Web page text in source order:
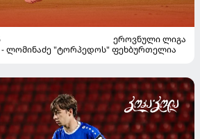
ᲔᲠᲝᲕᲜᲣᲚᲘ ᲚᲘᲒᲐ
ლომინაძე "ტორპედოს" ფეხბურთელია